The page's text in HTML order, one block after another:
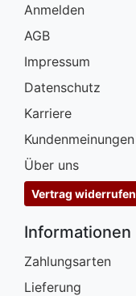
Anmelden
AGB
Impressum
Datenschutz
Karriere
Kundenmeinungen
Über uns
Vertrag widerrufen
Informationen
Zahlungsarten
Lieferung